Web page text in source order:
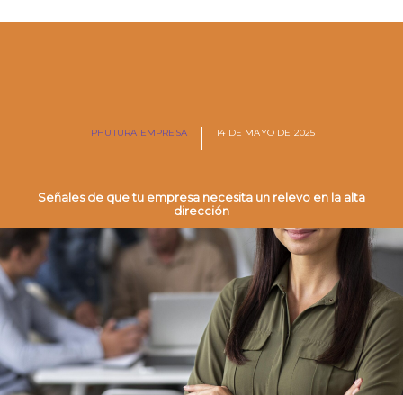
PHUTURA EMPRESA 14 DE MAYO DE 2025
Señales de que tu empresa necesita un relevo en la alta
dirección